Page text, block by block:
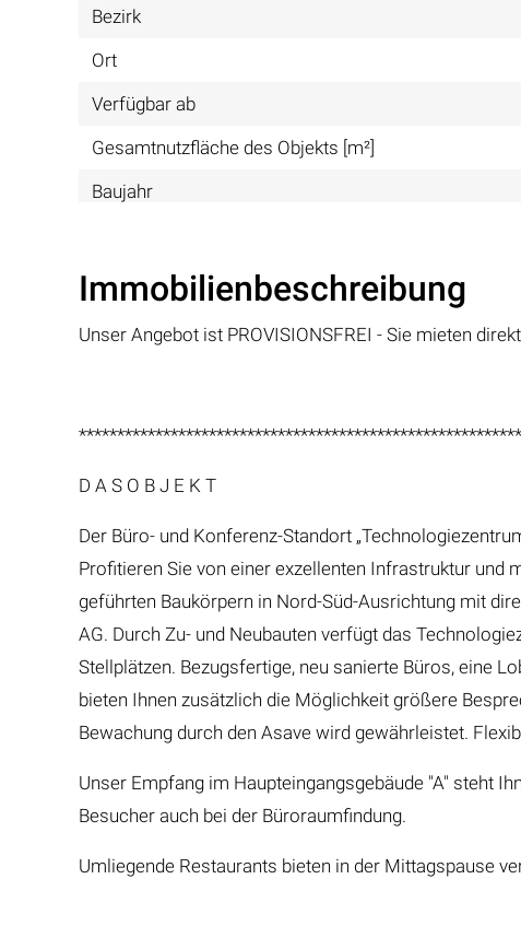
Bezirk
Ort
Verfügbar ab
Gesamtnutzfläche des Objekts [m²]
Baujahr
Immobilienbeschreibung
Unser Angebot ist PROVISIONSFREI - Sie mieten
D A S O B J E K T
Der Büro- und Konferenz-Standort
Profitieren Sie von einer exzellenten Infrastruktur und
geführten Baukörpern in Nord-Süd-Ausrichtung mit
AG. Durch Zu- und Neubauten verfügt das
Stellplätzen. Bezugsfertige, neu sanierte Büros, eine
bieten Ihnen zusätzlich die Möglichkeit größere
Bewachung durch den Asave wird gewährleistet.
Unser Empfang im Haupteingangsgebäude "A" steht
Besucher auch bei der Büroraumfindung.
Umliegende Restaurants bieten in der Mittagspause